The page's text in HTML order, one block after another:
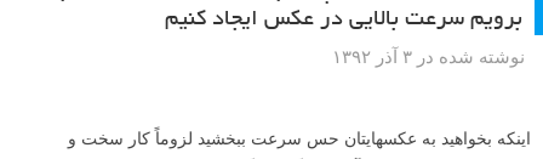
برویم سرعت بالایی در عکس ایجاد کنیم
نوشته شده در ۳ آذر ۱۳۹۲